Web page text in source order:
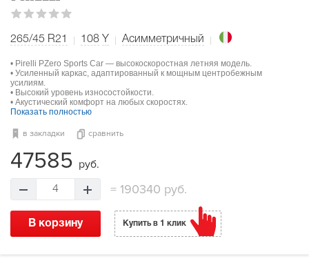
265/45 R21 108 Y Асимметричный
• Pirelli PZero Sports Car — высокоскоростная летняя модель.
• Усиленный каркас, адаптированный к мощным центробежным
усилиям.
• Высокий уровень износостойкости.
• Акустический комфорт на любых скоростях.
Показать полностью
в закладки сравнить
47585 руб.
4 = 190340 руб.
В корзину Купить в 1 клик